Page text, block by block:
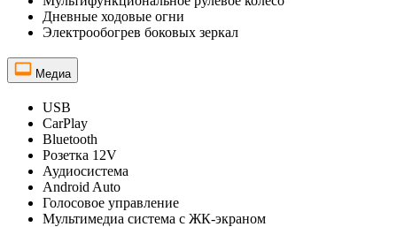
Дневные ходовые огни
Электрообогрев боковых зеркал
Медиа
USB
CarPlay
Bluetooth
Розетка 12V
Аудиосистема
Android Auto
Голосовое управление
Мультимедиа система с ЖК-экраном